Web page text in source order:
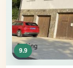
9.9